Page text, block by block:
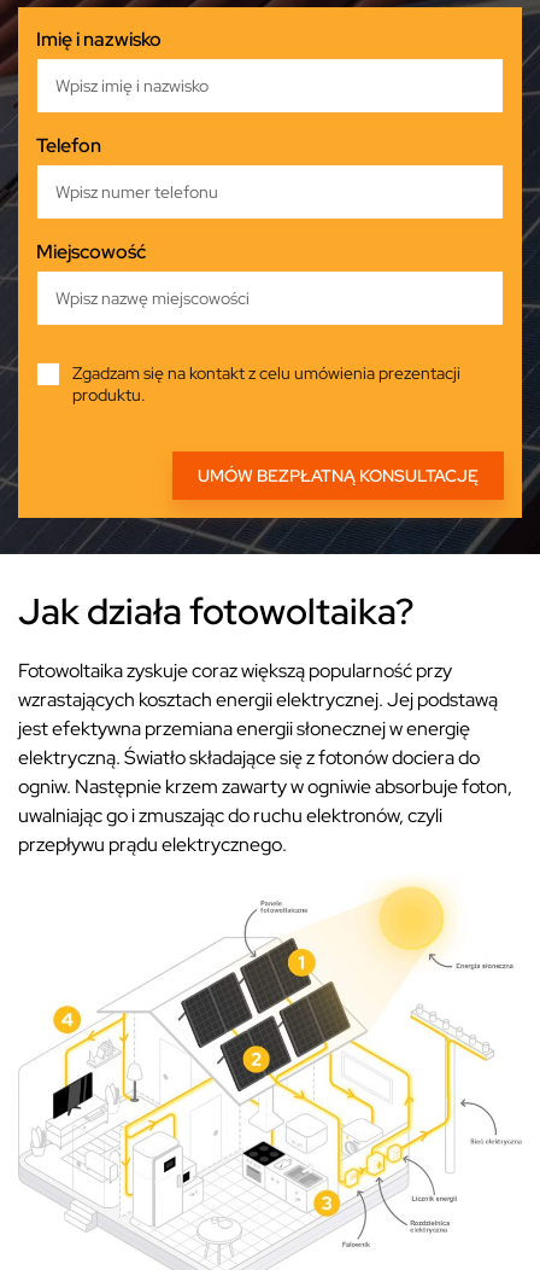
Imię i nazwisko
Telefon
Miejscowość
Zgadzam się na kontakt z celu umówienia prezentacji
produktu.
Jak działa fotowoltaika?
Fotowoltaika zyskuje coraz większą popularność przy
wzrastających kosztach energii elektrycznej. Jej podstawą
jest efektywna przemiana energii słonecznej w energię
elektryczną. Światło składające się z fotonów dociera do
ogniw. Następnie krzem zawarty w ogniwie absorbuje foton,
uwalniając go i zmuszając do ruchu elektronów, czyli
przepływu prądu elektrycznego.